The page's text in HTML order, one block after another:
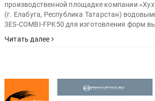
производственной площадке компании
(г. Елабуга, Республика Татарстан)
3ES-COMBI-FPK50 для изготовления форм
Читать далее